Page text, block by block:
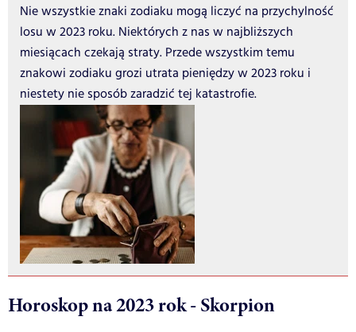
Nie wszystkie znaki zodiaku mogą liczyć na przychylność
losu w 2023 roku. Niektórych z nas w najbliższych
miesiącach czekają straty. Przede wszystkim temu
znakowi zodiaku grozi utrata pieniędzy w 2023 roku i
niestety nie sposób zaradzić tej katastrofie.
Horoskop na 2023 rok - Skorpion